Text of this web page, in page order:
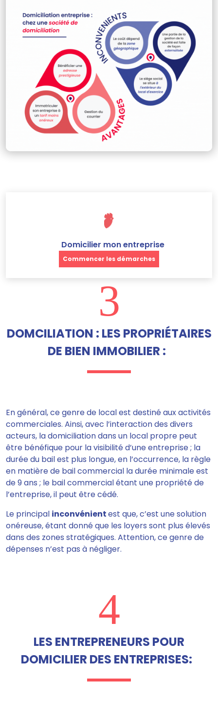
Domicilier mon entreprise
Commencer les démarches
3
DOMCILIATION : LES PROPRIÉTAIRES
DE BIEN IMMOBILIER :
En général,ce genre de local est destiné aux activités
commerciales. Ainsi, avec l’interaction des divers
acteurs, la domiciliation dans un local propre peut
être bénéfique pour la visibilitéd’une entreprise ; la
durée du bail est plus longue, en l’occurrence, la règle
en matière de bail commercial la durée minimale est
de 9 ans ; le bail commercial étant une propriété de
l’entreprise, il peut être cédé.
Le principal inconvénientest que,c’est une solution
onéreuse, étant donné que les loyers sont plus élevés
dans des zones stratégiques. Attention, ce genre de
dépenses n’est pas à négliger.
4
LES ENTREPRENEURS POUR
DOMICILIER DES ENTREPRISES: